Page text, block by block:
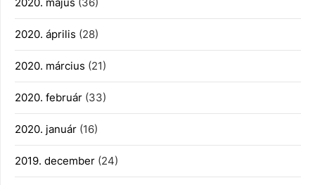
2020. április (28)
2020. március (21)
2020. február (33)
2020. január (16)
2019. december (24)